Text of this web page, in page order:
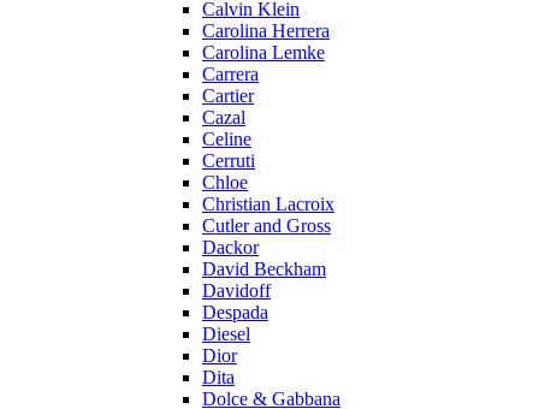
Calvin Klein
Carolina Herrera
Carolina Lemke
Carrera
Cartier
Cazal
Celine
Cerruti
Chloe
Christian Lacroix
Cutler and Gross
Dackor
David Beckham
Davidoff
Despada
Diesel
Dior
Dita
Dolce & Gabbana